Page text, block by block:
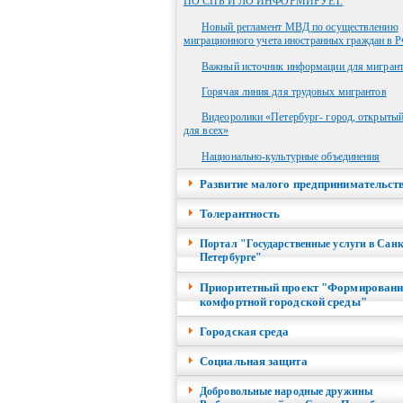
Новый регламент МВД по осуществлению
миграционного учета иностранных граждан в
Важный источник информации для
Горячая линия для трудовых мигрантов
Видеоролики «Петербург- город, открытый
для всех»
Национально-культурные объединения
Развитие малого
Толерантность
Портал "Государственные услуги в
Петербурге"
Приоритетный проект
комфортной городской среды"
Городская среда
Социальная защита
Добровольные народные дружины